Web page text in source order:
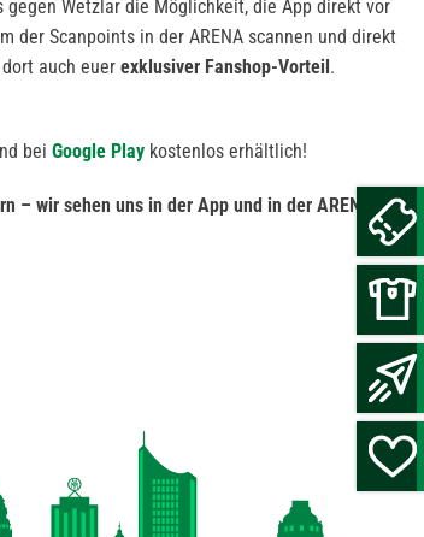
Wetzlar die Möglichkeit, die App direkt vor
der Scanpoints in der ARENA scannen und direkt
auch euer exklusiver Fanshop-Vorteil.
bei Google Play kostenlos erhältlich!
wir sehen uns in der App und in der ARENA!